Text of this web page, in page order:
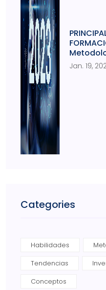
Jan. 19,
Categories
Habilidades
Tendencias
Conceptos